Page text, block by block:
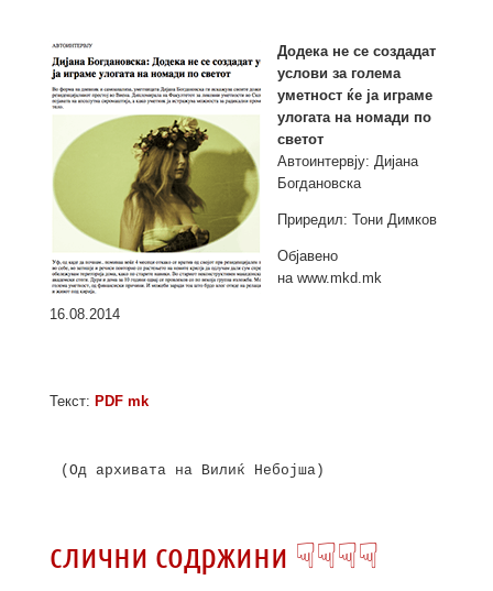
Додека не се создадат
услови за голема
уметност ќе ја играме
улогата на номади по
светот
Автоинтервју: Дијана
Богдановска
Приредил: Тони Димков
Oбјавено
на www.mkd.mk
16.08.2014
Текст: PDF mk
(Од архивата на Вилиќ Небојша)
слични содржини ☟☟☟☟